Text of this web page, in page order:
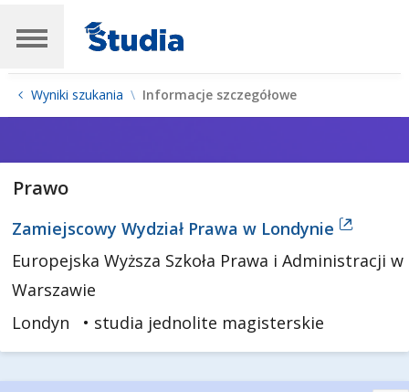
Wyniki szukania Informacje szczegółowe
Prawo
Zamiejscowy Wydział Prawa w Londynie
Europejska Wyższa Szkoła Prawa i Administracji w
Warszawie
Londyn
• studia jednolite magisterskie